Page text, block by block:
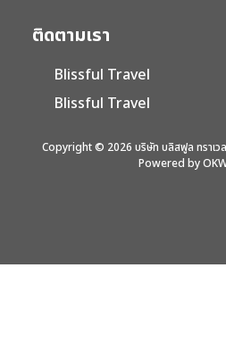
ติดตามเรา
Blissful Travel
Blissful Travel
Copyright © 2026 บริษัท บลิสฟูล ทราเว
Powered by